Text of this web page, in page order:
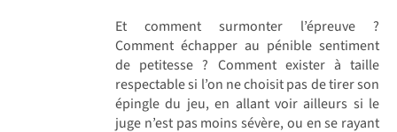
Et comment surmonter l’épreuve ?
Comment échapper au pénible sentiment
de petitesse ? Comment exister à taille
respectable si l’on ne choisit pas de tirer son
épingle du jeu, en allant voir ailleurs si le
juge n’est pas moins sévère, ou en se rayant